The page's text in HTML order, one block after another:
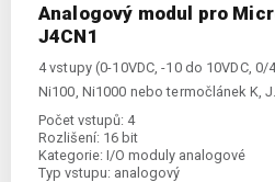
Analogový modul pro
J4CN1
4 vstupy (0-10VDC, -10 do 10VDC, 0/
Ni100, Ni1000 nebo termočlánek K, J…
Počet vstupů: 4
Rozlišení: 16 bit
Kategorie: I/O moduly analogové
Typ vstupu: analogový